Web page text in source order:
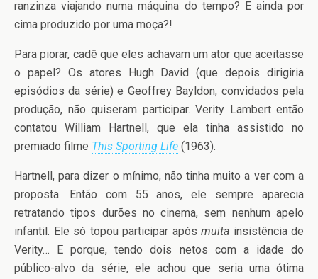
ranzinza viajando numa máquina do tempo? E ainda por
cima produzido por uma moça?!
Para piorar, cadê que eles achavam um ator que aceitasse
o papel? Os atores Hugh David (que depois dirigiria
episódios da série) e Geoffrey Bayldon, convidados pela
produção, não quiseram participar. Verity Lambert então
contatou William Hartnell, que ela tinha assistido no
premiado filme This Sporting Life (1963).
Hartnell, para dizer o mínimo, não tinha muito a ver com a
proposta. Então com 55 anos, ele sempre aparecia
retratando tipos durões no cinema, sem nenhum apelo
infantil. Ele só topou participar após muita insistência de
Verity… E porque, tendo dois netos com a idade do
público-alvo da série, ele achou que seria uma ótima